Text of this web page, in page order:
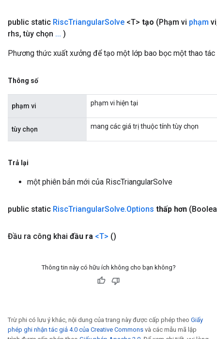
public static RiscTriangularSolve <T> tạo (Phạm vi phạm vi
rhs, tùy chọn ... )
Phương thức xuất xưởng để tạo một lớp bao bọc một thao tác
Thông số
phạm vi phạm vi hiện tại
tùy chọn mang các giá trị thuộc tính tùy chọn
Trả lại
một phiên bản mới của RiscTriangularSolve
public static RiscTriangularSolve.Options thấp hơn
Đầu ra công khai đầu ra <T> ()
Thông tin này có hữu ích không cho bạn không?
Trừ phi có lưu ý khác, nội dung của trang này được cấp phép theo Giấy
phép ghi nhận tác giả 4.0 của Creative Commons và các mẫu mã lập